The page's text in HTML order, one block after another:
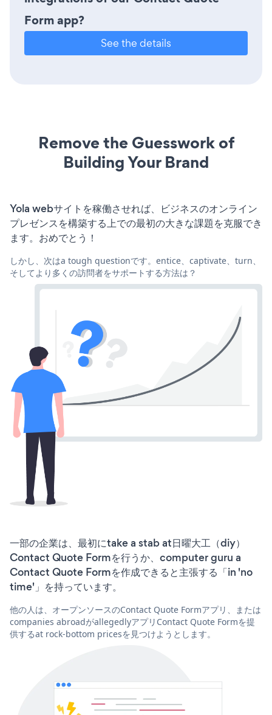
Form app?
See the details
Remove the Guesswork of
Building Your Brand
Yola webサイトを稼働させれば、ビジネスのオンライン
プレゼンスを構築する上での最初の大きな課題を克服でき
ます。おめでとう！
しかし、次はa tough questionです。entice、captivate、turn、
そしてより多くの訪問者をサポートする方法は？
一部の企業は、最初にtake a stab at日曜大工（diy）
Contact Quote Formを行うか、computer guru a
Contact Quote Formを作成できると主張する「in 'no
time'」を持っています。
他の人は、オープンソースのContact Quote Formアプリ、または
companies abroadがallegedlyアプリContact Quote Formを提
供するat rock-bottom pricesを見つけようとします。